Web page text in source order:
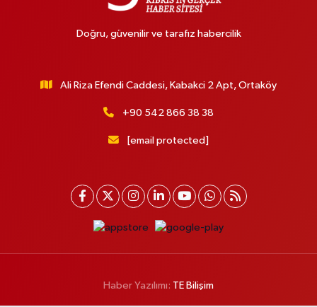
Doğru, güvenilir ve tarafız habercilik
Ali Riza Efendi Caddesi, Kabakci 2 Apt, Ortaköy
+90 542 866 38 38
[email protected]
Haber Yazılımı: TE Bilişim